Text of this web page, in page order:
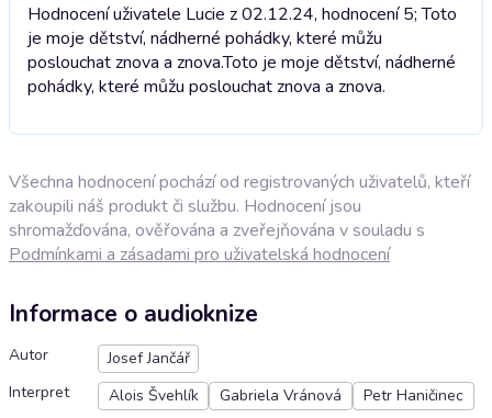
Hodnocení uživatele Lucie z 02.12.24, hodnocení 5; Toto
je moje dětství, nádherné pohádky, které můžu
poslouchat znova a znova.Toto je moje dětství, nádherné
pohádky, které můžu poslouchat znova a znova.
Všechna hodnocení pochází od registrovaných uživatelů, kteří
zakoupili náš produkt či službu. Hodnocení jsou
shromažďována, ověřována a zveřejňována v souladu s
Podmínkami a zásadami pro uživatelská hodnocení
Informace o audioknize
Autor
Josef Jančář
Interpret
Alois Švehlík Gabriela Vránová
Petr Haničinec